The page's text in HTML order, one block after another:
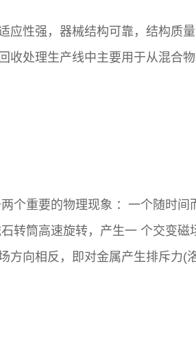
性强，器械结构可靠，结构质
处理生产线中主要用于从混合
个重要的物理现象 ：一个随时
转筒高速旋转，产生一 个交变
向相反，即对金属产生排斥力